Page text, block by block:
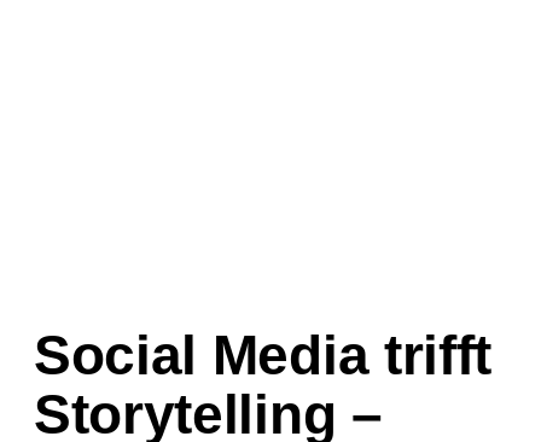
Social Media trifft
Storytelling –